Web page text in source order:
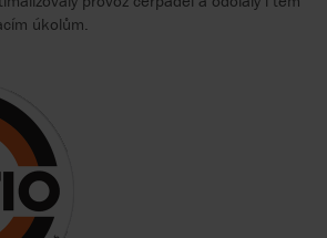
úkolům.